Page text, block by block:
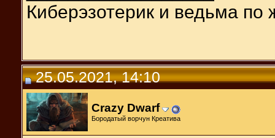
Киберэзотерик и ведьма по
25.05.2021, 14:10
Crazy Dwarf
Бородатый ворчун Креатива